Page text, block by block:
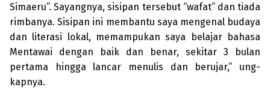
Simaeru”. Sayangnya, sisipan tersebut “wafat” dan tiada
rim­banya. Sisipan ini membantu saya menge­nal budaya
dan literasi lokal, memam­pu­kan saya belajar bahasa
Mentawai dengan baik dan benar, sekitar 3 bulan
pertama hingga lancar menulis dan berujar,” ung­
kapnya.